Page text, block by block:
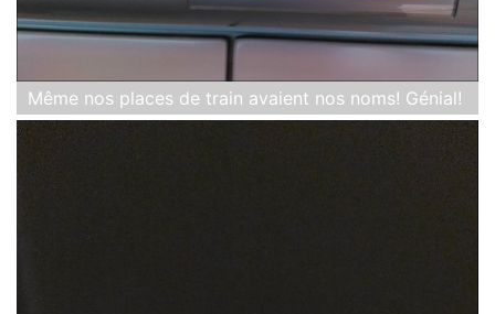
Même nos places de train avaient nos noms! Génial!